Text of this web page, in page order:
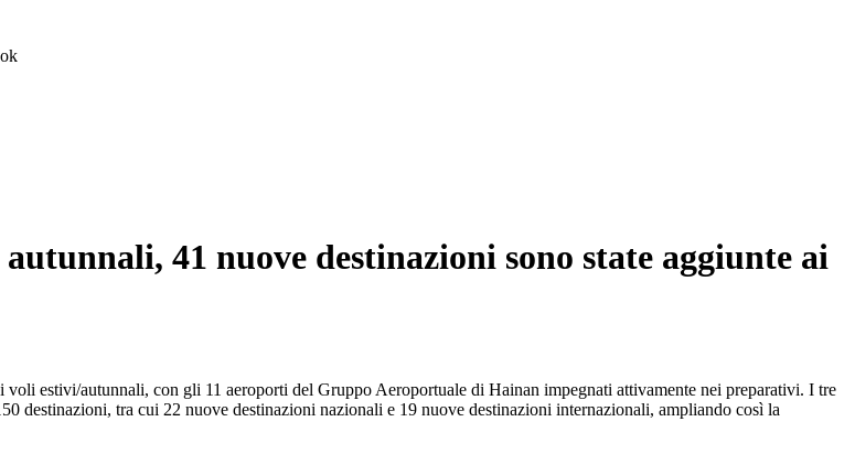
41 nuove destinazioni sono state aggiunte ai
estivi/autunnali, con gli 11 aeroporti del Gruppo Aeroportuale di Hainan impegnati attivamente nei preparativi. I tre
destinazioni, tra cui 22 nuove destinazioni nazionali e 19 nuove destinazioni internazionali, ampliando così la